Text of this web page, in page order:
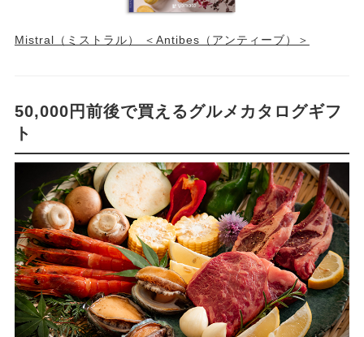
Mistral（ミストラル） ＜Antibes（アンティーブ）＞
50,000円前後で買えるグルメカタログギフ
ト